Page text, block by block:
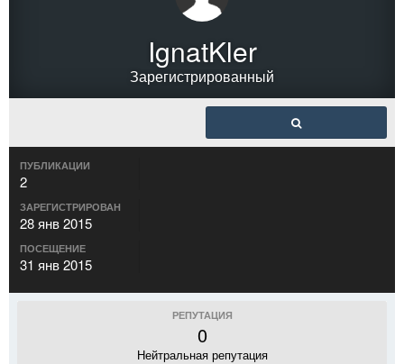
IgnatKler
Зарегистрированный
ПУБЛИКАЦИИ
2
ЗАРЕГИСТРИРОВАН
28 янв 2015
ПОСЕЩЕНИЕ
31 янв 2015
РЕПУТАЦИЯ
0
Нейтральная репутация